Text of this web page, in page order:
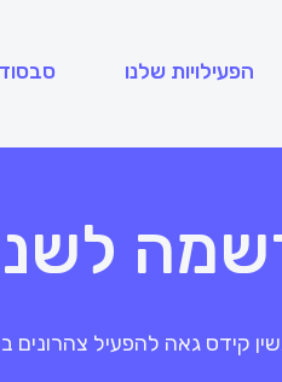
הפעילויות שלנו
קידס גאה להפעיל צהרונים